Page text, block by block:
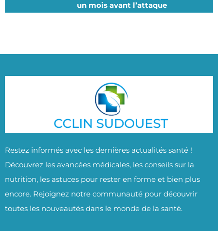
un mois avant l’attaque
Restez informés avec les dernières actualités santé !
Découvrez les avancées médicales, les conseils sur la
nutrition, les astuces pour rester en forme et bien plus
encore. Rejoignez notre communauté pour découvrir
toutes les nouveautés dans le monde de la santé.